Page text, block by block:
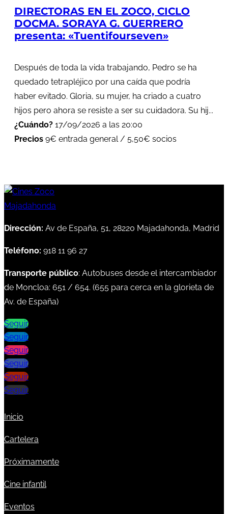
DIRECTORAS EN EL ZOCO, CICLO
DOCMA. SORAYA G. GUERRERO
presenta: «Tuentifourseven»
Después de toda la vida trabajando, Pedro se ha
quedado tetrapléjico por una caída que podría
haber evitado. Gloria, su mujer, ha criado a cuatro
hijos pero ahora se resiste a ser su cuidadora. Su hij...
¿Cuándo? 17/09/2026 a las 20:00
Precios 9€ entrada general / 5,50€ socios
Dirección: Av de España, 51, 28220 Majadahonda, Madrid
Teléfono: 918 11 96 27
Transporte público: Autobuses desde el intercambiador
de Moncloa: 651 / 654. (655 para cerca en la glorieta de
Av. de España)
Seguir
Seguir
Seguir
Seguir
Seguir
Seguir
Inicio
Cartelera
Próximamente
Cine infantil
Eventos